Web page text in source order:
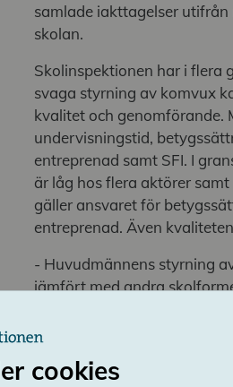
samlade iakttagelser
skolan.
Skolinspektionen har i flera
svaga styrning av komvux
kvalitet och genomförande.
undervisningstid,
entreprenad samt SFI. I
är låg hos flera aktörer
gäller ansvaret för
entreprenad. Även
- Huvudmännens styrning
jämfört med andra
relativt öppet regelverk.
flexibilitet. Men samtidigt
när inte basfaktorer som
undervisning är reglerat. Vi
cookies